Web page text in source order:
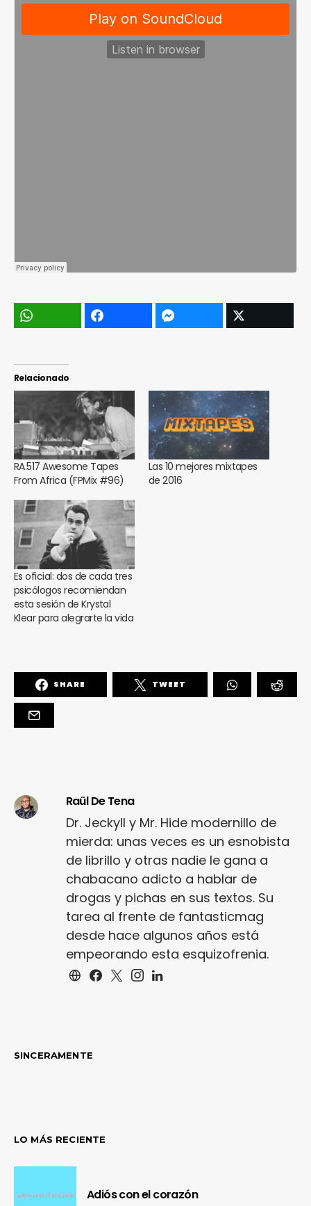
Relacionado
RA.517 Awesome Tapes
From Africa (FPMix #96)
Las 10 mejores mixtapes
de 2016
Es oficial: dos de cada tres
psicólogos recomiendan
esta sesión de Krystal
Klear para alegrarte la vida
SHARE TWEET
Raül De Tena
Dr. Jeckyll y Mr. Hide modernillo de
mierda: unas veces es un esnobista
de librillo y otras nadie le gana a
chabacano adicto a hablar de
drogas y pichas en sus textos. Su
tarea al frente de fantasticmag
desde hace algunos años está
empeorando esta esquizofrenia.
SINCERAMENTE
LO MÁS RECIENTE
Adiós con el corazón